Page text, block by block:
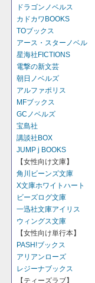
ドラゴンノベルス
カドカワBOOKS
TOブックス
アース・スターノベル
星海社FICTIONS
電撃の新文芸
朝日ノベルズ
アルファポリス
MFブックス
GCノベルズ
宝島社
講談社BOX
JUMP j BOOKS
【女性向け文庫】
角川ビーンズ文庫
X文庫ホワイトハート
ビーズログ文庫
一迅社文庫アイリス
ウィングス文庫
【女性向け単行本】
PASH!ブックス
アリアンローズ
レジーナブックス
【ティーズラブ】